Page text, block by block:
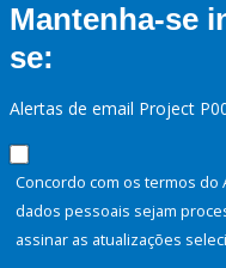
Mantenha-se
se:
Alertas de email Project
Concordo com os termos do
dados pessoais sejam
assinar as atualizações